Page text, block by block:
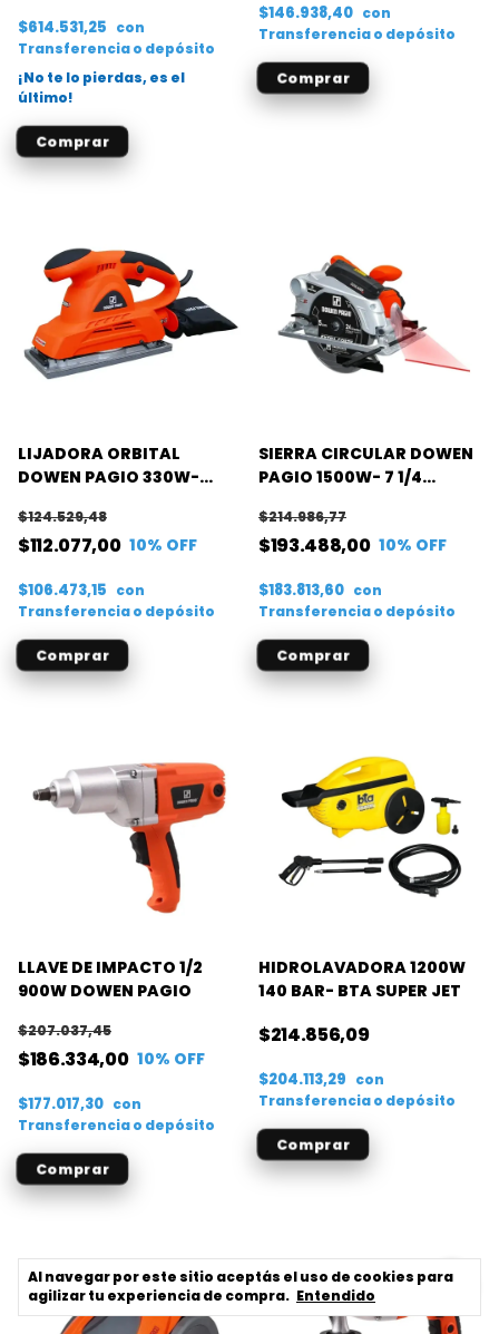
Al navegar por este sitio aceptás el uso de cookies para
agilizar tu experiencia de compra. Entendido
$614.531,25 con
Transferencia o depósito
¡No te lo pierdas, es el
último!
$146.938,40 con
Transferencia o depósito
LIJADORA ORBITAL
DOWEN PAGIO 330W-
$112.077,00
$124.529,48
10% OFF
$106.473,15 con
Transferencia o depósito
SIERRA CIRCULAR DOWEN
PAGIO 1500W- 7 1/4
$193.488,00
$214.986,77
10% OFF
$183.813,60 con
Transferencia o depósito
LLAVE DE IMPACTO 1/2
900W DOWEN PAGIO
$186.334,00
$207.037,45
10% OFF
$177.017,30 con
Transferencia o depósito
HIDROLAVADORA 1200W
140 BAR- BTA SUPER JET
$214.856,09
$204.113,29 con
Transferencia o depósito